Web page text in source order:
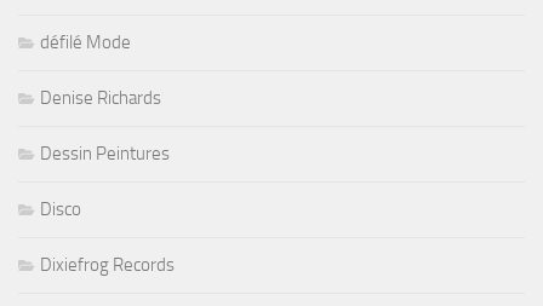
défilé Mode
Denise Richards
Dessin Peintures
Disco
Dixiefrog Records